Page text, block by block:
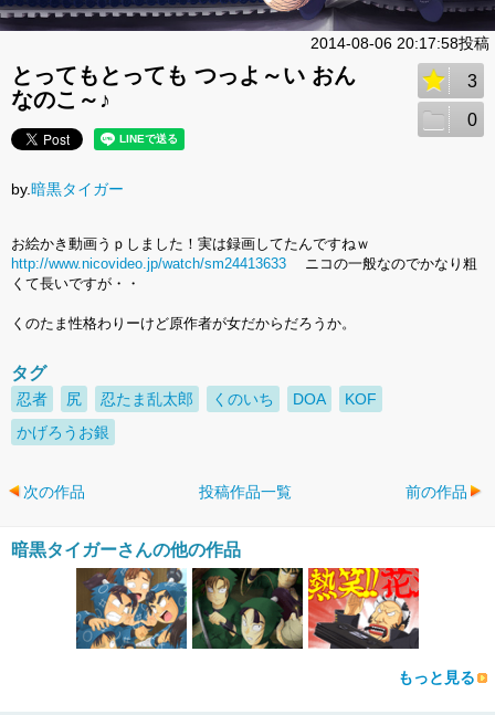
2014-08-06 20:17:58投稿
とってもとっても つっよ～い おん
なのこ～♪
3
0
by.暗黒タイガー
お絵かき動画うｐしました！実は録画してたんですねｗ
http://www.nicovideo.jp/watch/sm24413633 ニコの一般なのでかなり粗
くて長いですが・・
くのたま性格わりーけど原作者が女だからだろうか。
タグ
忍者 尻 忍たま乱太郎 くのいち DOA
KOF
かげろうお銀
次の作品 投稿作品一覧 前の作品
暗黒タイガーさんの他の作品
もっと見る